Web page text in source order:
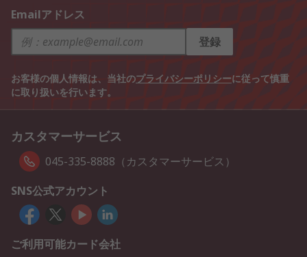
Emailアドレス
登録
お客様の個人情報は、当社のプライバシーポリシーに従って慎重
に取り扱いを行います。
カスタマーサービス
045-335-8888（カスタマーサービス）
SNS公式アカウント
ご利用可能カード会社